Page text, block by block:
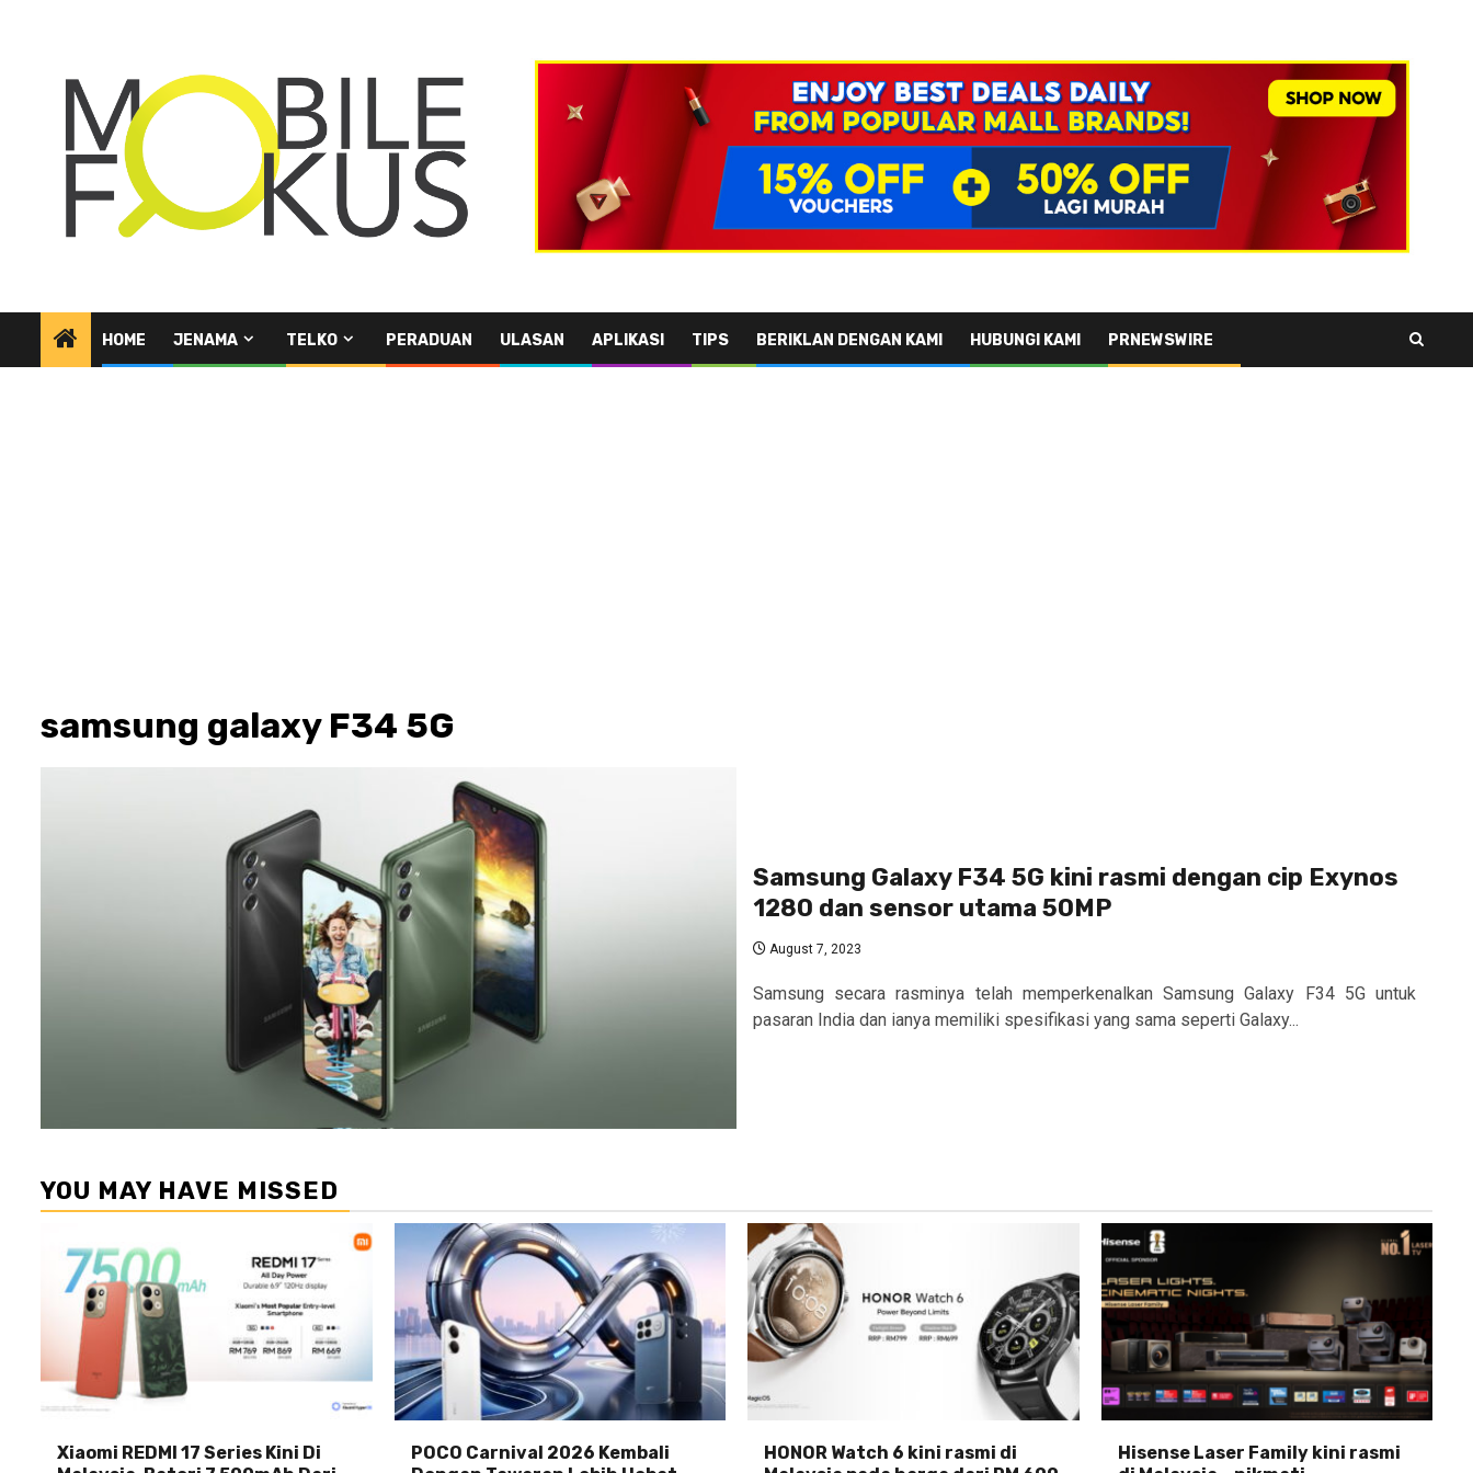
HOME JENAMA TELKO PERADUAN ULASAN APLIKASI TIPS BERIKLAN DENGAN KAMI HUBUNGI KAMI PRNEWSWIRE
samsung galaxy F34 5G
Samsung Galaxy F34 5G kini rasmi dengan cip Exynos
1280 dan sensor utama 50MP
August 7, 2023
Samsung secara rasminya telah memperkenalkan Samsung Galaxy F34 5G untuk
pasaran India dan ianya memiliki spesifikasi yang sama seperti Galaxy...
YOU MAY HAVE MISSED
Xiaomi REDMI 17 Series Kini Di
POCO Carnival 2026 Kembali
HONOR Watch 6 kini rasmi di
Hisense Laser Family kini rasmi